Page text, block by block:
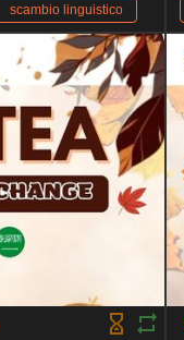
scambio linguistico